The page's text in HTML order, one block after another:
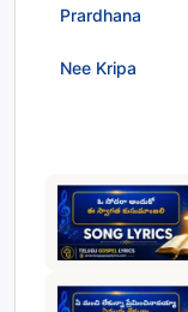
Prardhana
Nee Kripa